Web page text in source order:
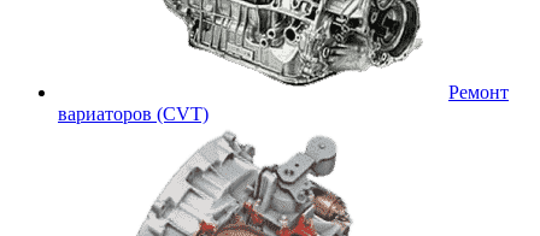
Ремонт
вариаторов (CVT)